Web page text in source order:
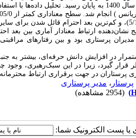
سطح معناداری کمتر از 05/0 در نظر گرفته شد.
ارتباط معنادار آماری بین بعد
در افزایش دانش حرفه‌‌ای، بیشتر به
گیرد، زیرا در این سبک‌رهبری، وجود
پرستاران در جهت برقراری ارتباط
پرستار ، مدیر پرستاری
(2954 مشاهده)
یا پست الکترونیک شما: